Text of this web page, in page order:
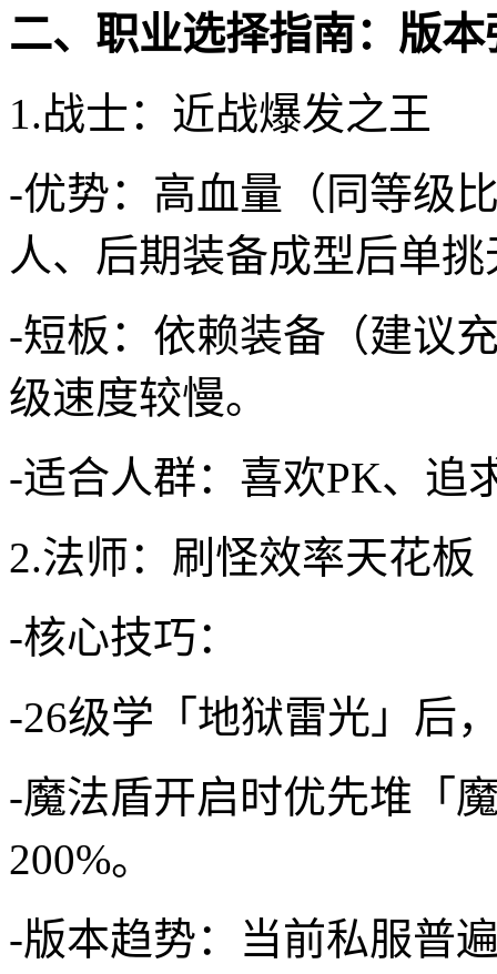
二、职业选择指南：版
1.战士：近战爆发之王
-优势：高血量（同等级
人、后期装备成型后单
-短板：依赖装备（建议
级速度较慢。
-适合人群：喜欢PK、追
2.法师：刷怪效率天花板
-核心技巧：
-26级学「地狱雷光」后
-魔法盾开启时优先堆「
200%。
-版本趋势：当前私服普